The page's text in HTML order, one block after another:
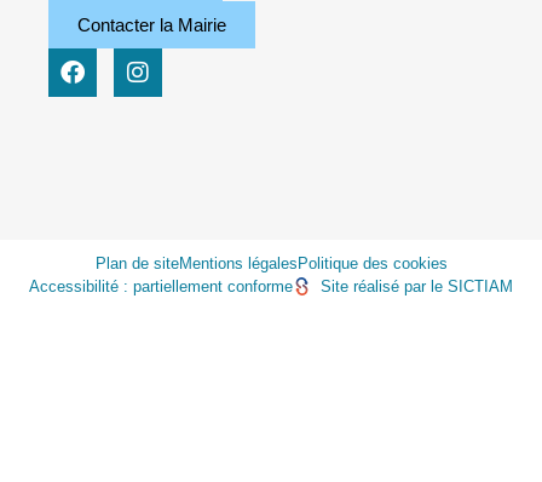
Contacter la Mairie
Plan de siteMentions légales Politique des cookies
Accessibilité : partiellement conforme
Site réalisé par le SICTIAM